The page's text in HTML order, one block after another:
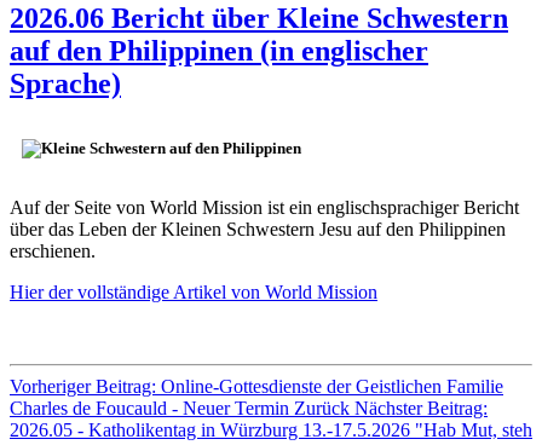
2026.06 Bericht über Kleine Schwestern
auf den Philippinen (in englischer
Sprache)
Auf der Seite von World Mission ist ein englischsprachiger Bericht
über das Leben der Kleinen Schwestern Jesu auf den Philippinen
erschienen.
Hier der vollständige Artikel von World Mission
Vorheriger Beitrag: Online-Gottesdienste der Geistlichen Familie
Charles de Foucauld - Neuer Termin Zurück Nächster Beitrag:
2026.05 - Katholikentag in Würzburg 13.-17.5.2026 "Hab Mut, steh